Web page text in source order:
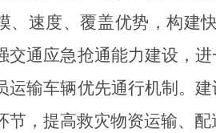
、速度、覆盖优势，构建
交通应急抢通能力建设，
运输车辆优先通行机制。
节，提高救灾物资运输、